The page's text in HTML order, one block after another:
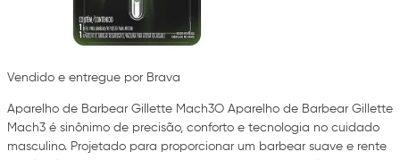
Vendido e entregue por Brava
Aparelho de Barbear Gillette Mach3O Aparelho de Barbear Gillette
Mach3 é sinônimo de precisão, conforto e tecnologia no cuidado
masculino. Projetado para proporcionar um barbear suave e rente